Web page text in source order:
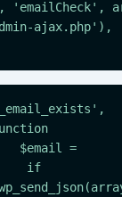
ajax.php'),
$email =
if